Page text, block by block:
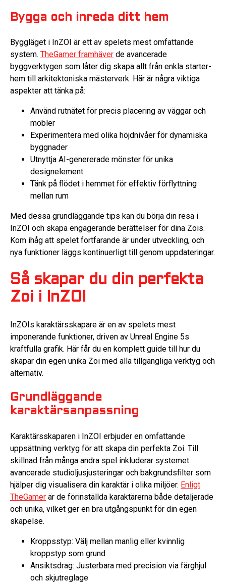
Bygga och inreda ditt hem
Byggläget i InZOI är ett av spelets mest omfattande
system. TheGamer framhäver de avancerade
byggverktygen som låter dig skapa allt från enkla starter-
hem till arkitektoniska mästerverk. Här är några viktiga
aspekter att tänka på:
Använd rutnätet för precis placering av väggar och
möbler
Experimentera med olika höjdnivåer för dynamiska
byggnader
Utnyttja AI-genererade mönster för unika
designelement
Tänk på flödet i hemmet för effektiv förflyttning
mellan rum
Med dessa grundläggande tips kan du börja din resa i
InZOI och skapa engagerande berättelser för dina Zois.
Kom ihåg att spelet fortfarande är under utveckling, och
nya funktioner läggs kontinuerligt till genom uppdateringar.
Så skapar du din perfekta
Zoi i InZOI
InZOIs karaktärsskapare är en av spelets mest
imponerande funktioner, driven av Unreal Engine 5s
kraftfulla grafik. Här får du en komplett guide till hur du
skapar din egen unika Zoi med alla tillgängliga verktyg och
alternativ.
Grundläggande
karaktärsanpassning
Karaktärsskaparen i InZOI erbjuder en omfattande
uppsättning verktyg för att skapa din perfekta Zoi. Till
skillnad från många andra spel inkluderar systemet
avancerade studioljusjusteringar och bakgrundsfilter som
hjälper dig visualisera din karaktär i olika miljöer. Enligt
TheGamer är de förinställda karaktärerna både detaljerade
och unika, vilket ger en bra utgångspunkt för din egen
skapelse.
Kroppsstyp: Välj mellan manlig eller kvinnlig
kroppstyp som grund
Ansiktsdrag: Justerbara med precision via färghjul
och skjutreglage